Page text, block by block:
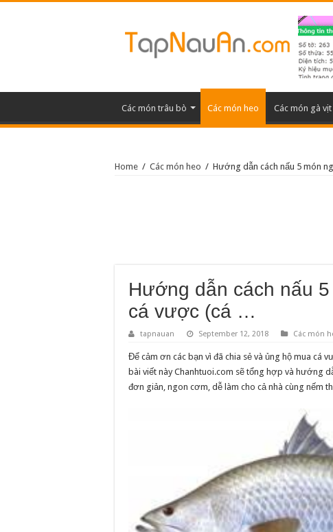
Các món trâu bò Các món heo Các món gà
Home / Các món heo / Hướng dẫn cách nấu 5 món
Hướng dẫn cách nấu
cá vược (cá …
tapnauan September 12, 2018 Các món
Để cảm ơn các bạn vì đã chia sẻ và ủng hộ mua cá
bài viết này Chanhtuoi.com sẽ tổng hợp và hướng
đơn giản, ngon cơm, dễ làm cho cả nhà cùng nếm